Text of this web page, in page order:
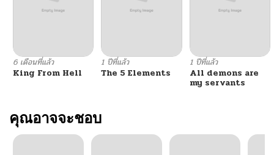
6 เดือนที่แล้ว
King From Hell
1 ปีที่แล้ว
The 5 Elements
1 ปีที่แล้ว
All demons are
my servants
คุณอาจจะชอบ